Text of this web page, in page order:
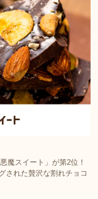
魔スイート」が第2位！
された贅沢な割れチョコ